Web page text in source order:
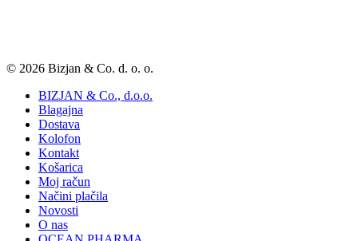
© 2026 Bizjan & Co. d. o. o.
BIZJAN & Co., d.o.o.
Blagajna
Dostava
Kolofon
Kontakt
Košarica
Moj račun
Načini plačila
Novosti
O nas